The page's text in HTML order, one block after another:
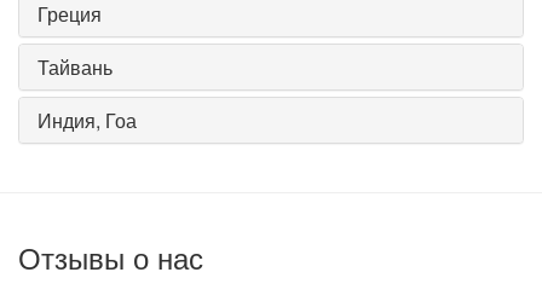
Греция
Тайвань
Индия, Гоа
Отзывы о нас